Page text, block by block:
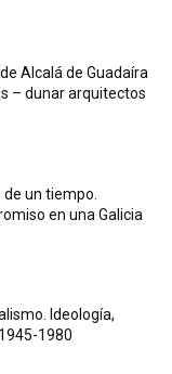
Alcalá de Guadaíra
– dunar arquitectos
un tiempo.
en una Galicia
Ideología,
1980